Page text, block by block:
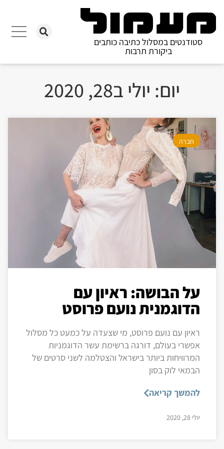
סטודנטים במסלול כתיבה כותבים
ביקורת תרבות
יום: יולי ב28, 2020
חברה
על הבושה: ראיון עם
הדוגמנית נועם פרוסט
ראיון עם נועם פרוסט, מי שצעדה על כמעט כל מסלול
אפשרי בעולם, דורגה ברשימת עשר הדוגמניות
המרוויחות ביותר בישראל והצטלמה לשני סרטים של
הבמאי לוק בסון
להמשך קריאה
יולי 28, 2020